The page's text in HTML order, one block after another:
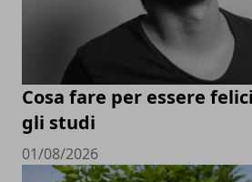
Cosa fare per essere
gli studi
01/08/2026